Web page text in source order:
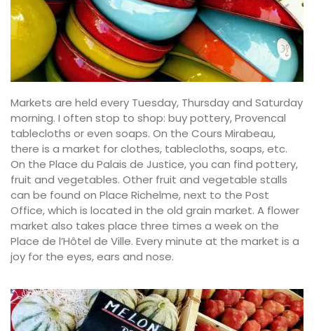
Markets are held every Tuesday, Thursday and Saturday
morning. I often stop to shop: buy pottery, Provencal
tablecloths or even soaps. On the Cours Mirabeau,
there is a market for clothes, tablecloths, soaps, etc.
On the Place du Palais de Justice, you can find pottery,
fruit and vegetables. Other fruit and vegetable stalls
can be found on Place Richelme, next to the Post
Office, which is located in the old grain market. A flower
market also takes place three times a week on the
Place de l’Hôtel de Ville. Every minute at the market is a
joy for the eyes, ears and nose.